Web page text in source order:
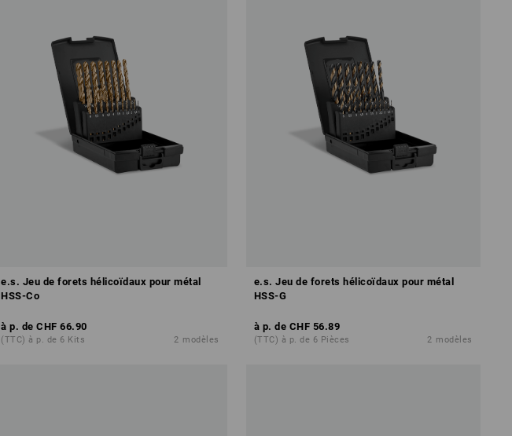
e.s. Jeu de forets hélicoïdaux pour métal
HSS-Co
à p. de CHF 66.90
(TTC) à p. de 6 Kits 2 modèles
e.s. Jeu de forets hélicoïdaux pour métal
HSS-G
à p. de CHF 56.89
(TTC) à p. de 6 Pièces 2 modèles